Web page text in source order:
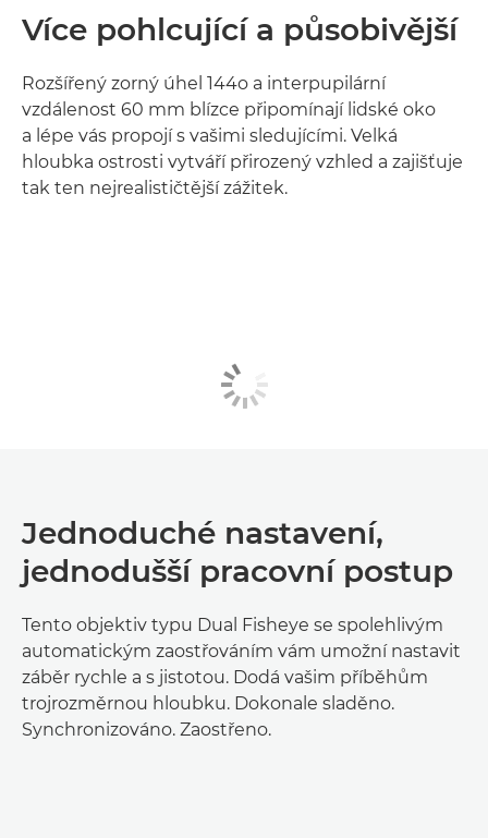
Více pohlcující a působivější
Rozšířený zorný úhel 144o a interpupilární
vzdálenost 60 mm blízce připomínají lidské oko
a lépe vás propojí s vašimi sledujícími. Velká
hloubka ostrosti vytváří přirozený vzhled a zajišťuje
tak ten nejrealističtější zážitek.
Jednoduché nastavení,
jednodušší pracovní postup
Tento objektiv typu Dual Fisheye se spolehlivým
automatickým zaostřováním vám umožní nastavit
záběr rychle a s jistotou. Dodá vašim příběhům
trojrozměrnou hloubku. Dokonale sladěno.
Synchronizováno. Zaostřeno.